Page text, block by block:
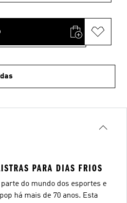
PARA DIAS FRIOS
do mundo dos esportes e
há mais de 70 anos. Esta